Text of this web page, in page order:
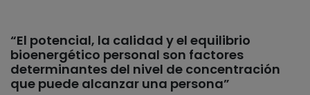
“El potencial, la calidad y el equilibrio
bioenergético personal son factores
determinantes del nivel de concentración
que puede alcanzar una persona”